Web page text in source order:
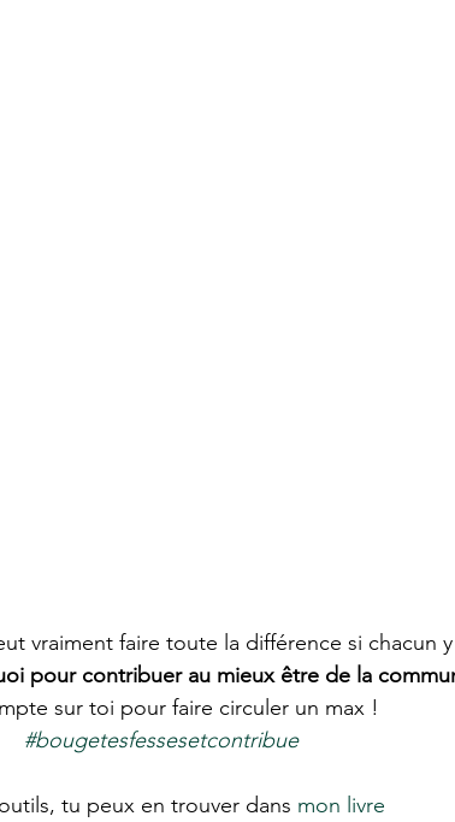
vraiment faire toute la différence si chacun
pour contribuer au mieux être de la
sur toi pour faire circuler un max !
#bougetesfessesetcontribue
tu peux en trouver dans mon livre